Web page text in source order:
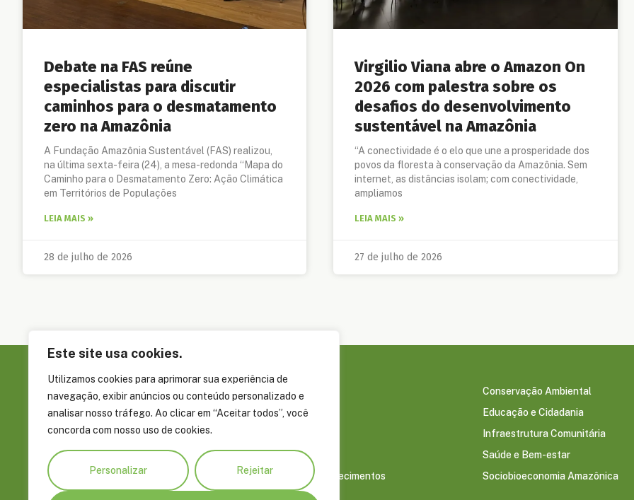
Este site usa cookies.
Utilizamos cookies para aprimorar sua experiência de
navegação, exibir anúncios ou conteúdo personalizado e
analisar nosso tráfego. Ao clicar em “Aceitar todos”, você
concorda com nosso uso de cookies.
Personalizar Rejeitar
Debate na FAS reúne
especialistas para discutir
caminhos para o desmatamento
zero na Amazônia
A Fundação Amazônia Sustentável (FAS) realizou,
na última sexta-feira (24), a mesa-redonda “Mapa do
Caminho para o Desmatamento Zero: Ação Climática
em Territórios de Populações
LEIA MAIS »
28 de julho de 2026
Virgilio Viana abre o Amazon On
2026 com palestra sobre os
desafios do desenvolvimento
sustentável na Amazônia
“A conectividade é o elo que une a prosperidade dos
povos da floresta à conservação da Amazônia. Sem
internet, as distâncias isolam; com conectividade,
ampliamos
LEIA MAIS »
27 de julho de 2026
Rua Álvaro Braga, 351, Parque Dez de
69055-660
+55 92 4009 8900
Sobre a FAS
Governança
Parceiros
Prêmios e Reconhecimentos
Conservação Ambiental
Educação e Cidadania
Infraestrutura Comunitária
Saúde e Bem-estar
Sociobioeconomia Amazônica